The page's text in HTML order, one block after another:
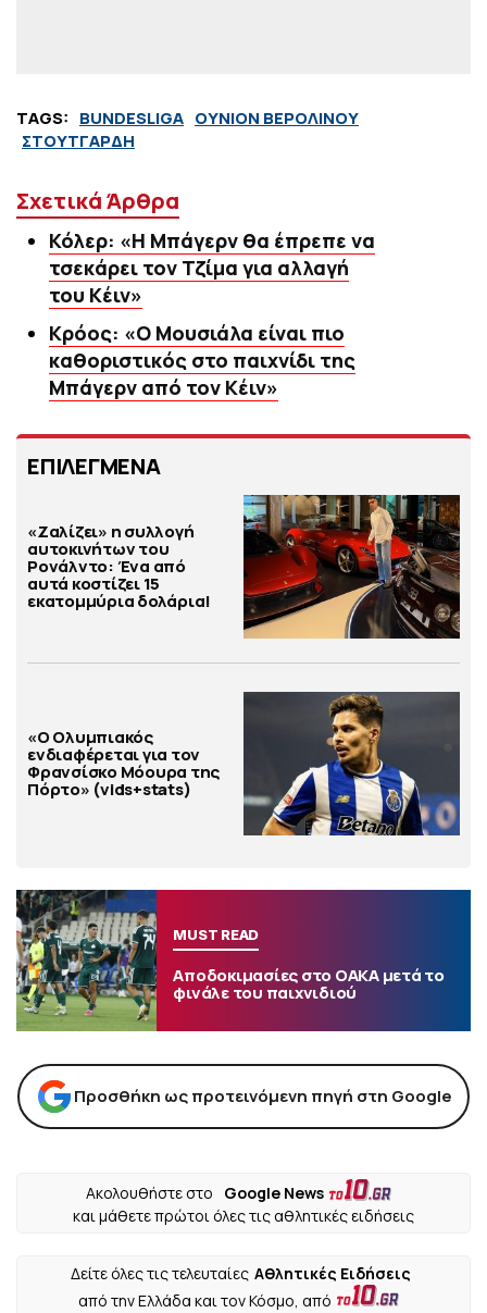
TAGS: BUNDESLIGA ΟΥΝΙΟΝ ΒΕΡΟΛΙΝΟΥ
ΣΤΟΥΤΓΑΡΔΗ
Σχετικά Άρθρα
Κόλερ: «Η Μπάγερν θα έπρεπε να
τσεκάρει τον Τζίμα για αλλαγή
του Κέιν»
Κρόος: «Ο Μουσιάλα είναι πιο
καθοριστικός στο παιχνίδι της
Μπάγερν από τον Κέιν»
ΕΠΙΛΕΓΜΕΝΑ
«Ζαλίζει» η συλλογή
αυτοκινήτων του
Ρονάλντο: Ένα από
αυτά κοστίζει 15
εκατομμύρια δολάρια!
«Ο Ολυμπιακός
ενδιαφέρεται για τον
Φρανσίσκο Μόουρα της
Πόρτο» (vids+stats)
MUST READ
Αποδοκιμασίες στο ΟΑΚΑ μετά το
φινάλε του παιχνιδιού
Προσθήκη ως προτεινόμενη πηγή στη Google
Ακολουθήστε στο
Google News
και μάθετε πρώτοι όλες τις αθλητικές ειδήσεις
Δείτε όλες τις τελευταίες Αθλητικές Ειδήσεις
από την Ελλάδα και τον Κόσμο, από